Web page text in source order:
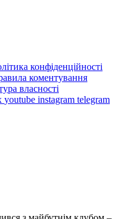
конфіденційності
коментування
власності
youtube instagram telegram